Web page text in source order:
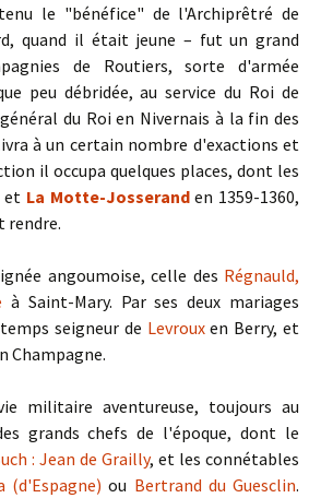
le "bénéfice" de l'Archiprêtré de
quand il était jeune – fut un grand
de Routiers, sorte d'armée
peu débridée, au service du Roi de
du Roi en Nivernais à la fin des
à un certain nombre d'exactions et
il occupa quelques places, dont les
et La Motte-Josseranden 1359-1360,
rendre.
angoumoise, celle des Régnauld,
à Saint-Mary. Par ses deux mariages
seigneur de Levrouxen Berry, et
Champagne.
militaire aventureuse, toujours au
grands chefs de l'époque, dont le
: Jean de Grailly, et les connétables
(d'Espagne) ou Bertrand du Guesclin.